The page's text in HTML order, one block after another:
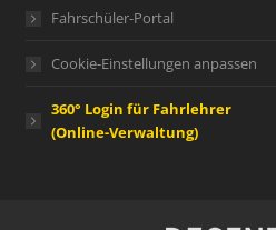
Fahrschüler-Portal
Cookie-Einstellungen anpassen
360° Login für Fahrlehrer
(Online-Verwaltung)